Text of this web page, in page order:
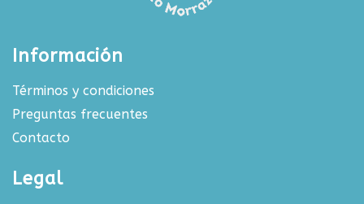
Información
Términos y condiciones
Preguntas frecuentes
Contacto
Legal